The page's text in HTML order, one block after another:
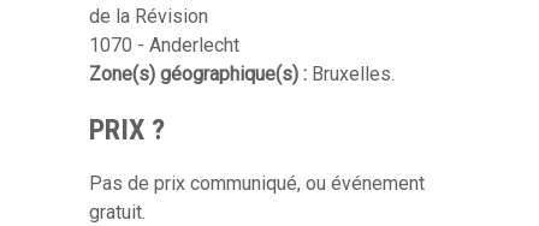
de la Révision
1070 - Anderlecht
Zone(s) géographique(s) : Bruxelles.
PRIX ?
Pas de prix communiqué, ou événement
gratuit.